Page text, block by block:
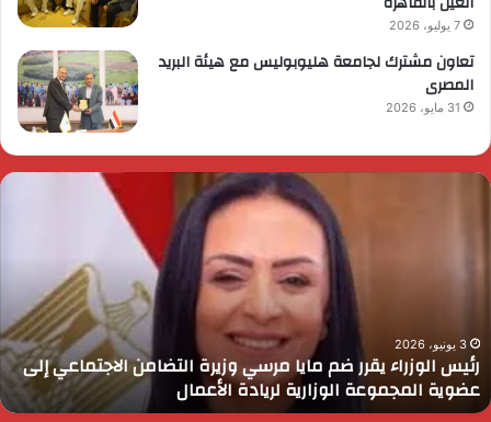
7 يوليو، 2026
تعاون مشترك لجامعة هليوبوليس مع هيئة البريد
المصرى
31 مايو، 2026
رئيس
التضامن
الاجتماعي
إلى
عضوية
3 يونيو، 2026
رئيس الوزراء يقرر ضم مايا مرسي وزيرة التضامن الاجتماعي إلى
عضوية المجموعة الوزارية لريادة الأعمال